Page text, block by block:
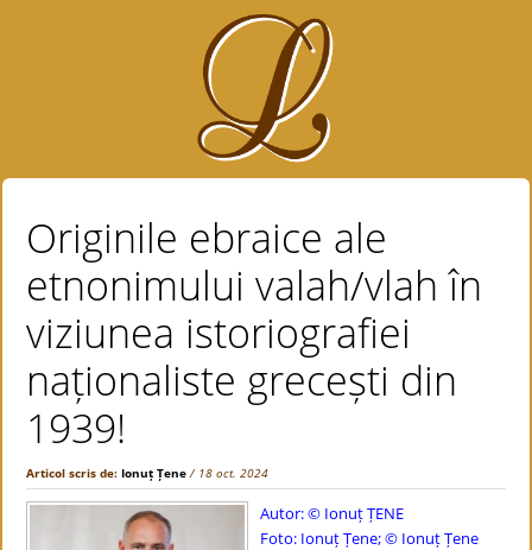
Originile ebraice ale
etnonimului valah/vlah în
viziunea istoriografiei
naționaliste grecești din
1939!
Articol scris de:Ionuț Țene / 18 oct. 2024
Autor: © Ionuț ȚENE
Foto: Ionuț Țene; © Ionuț Țene